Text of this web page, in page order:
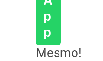
Mesmo!